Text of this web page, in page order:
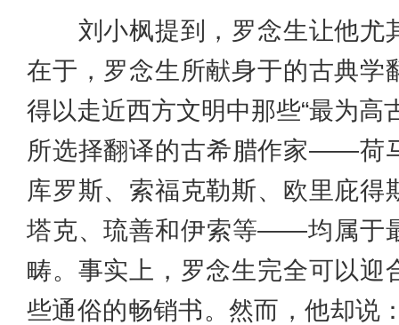
刘小枫提到，罗念生让他尤
在于，罗念生所献身于的古典学
得以走近西方文明中那些“最为高
所选择翻译的古希腊作家——荷
库罗斯、索福克勒斯、欧里庇得
塔克、琉善和伊索等——均属于
畴。事实上，罗念生完全可以迎
些通俗的畅销书。然而，他却说